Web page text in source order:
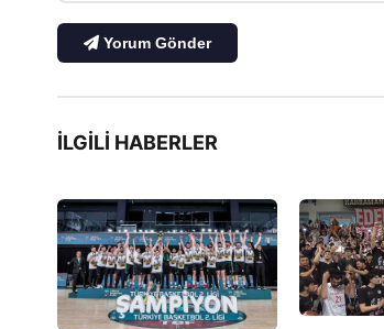
Yorum Gönder
İLGILI HABERLER